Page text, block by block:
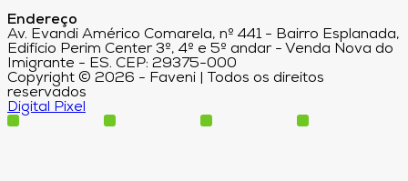
Endereço
Av. Evandi Américo Comarela, nº 441 - Bairro Esplanada,
Edifício Perim Center 3º, 4º e 5º andar - Venda Nova do
Imigrante - ES. CEP: 29375-000
Copyright © 2026 - Faveni | Todos os direitos
reservados
Digital Pixel